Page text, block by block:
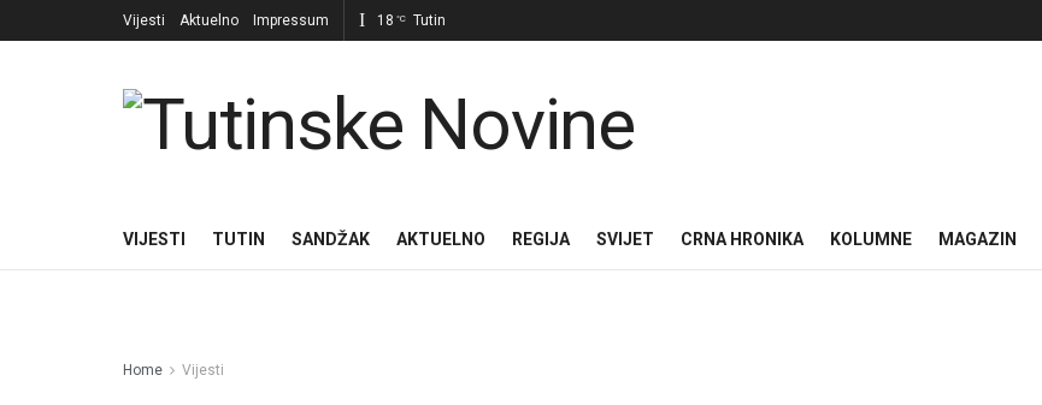
Vijesti Aktuelno Impressum 18 °C Tutin
VIJESTI TUTIN SANDŽAK AKTUELNO REGIJA SVIJET CRNA HRONIKA KOLUMNE MAGAZIN
Home Vijesti